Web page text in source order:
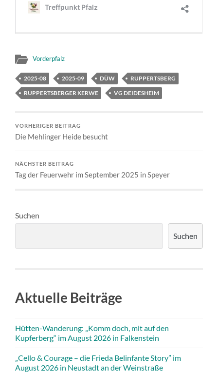
Vorderpfalz
2025-08 2025-09 DÜW
RUPPERTSBERG
RUPPERTSBERGER KERWE
VG DEIDESHEIM
VORHERIGER BEITRAG
Die Mehlinger Heide besucht
NÄCHSTER BEITRAG
Tag der Feuerwehr im September 2025 in Speyer
Suchen
Suchen
Aktuelle Beiträge
Hütten-Wanderung: „Komm doch, mit auf den
Kupferberg“ im August 2026 in Falkenstein
„Cello & Courage – die Frieda Belinfante Story” im
August 2026 in Neustadt an der Weinstraße